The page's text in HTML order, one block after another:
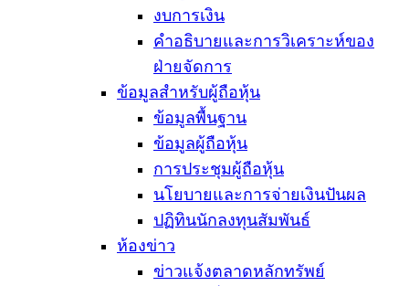
งบการเงิน
คำอธิบายและการวิเคราะห์ของ
ฝ่ายจัดการ
ข้อมูลสำหรับผู้ถือหุ้น
ข้อมูลพื้นฐาน
ข้อมูลผู้ถือหุ้น
การประชุมผู้ถือหุ้น
นโยบายและการจ่ายเงินปันผล
ปฏิทินนักลงทุนสัมพันธ์
ห้องข่าว
ข่าวแจ้งตลาดหลักทรัพย์